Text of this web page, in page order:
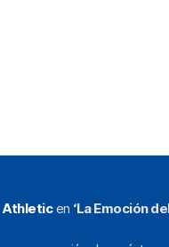
Athleticen ‘La Emoción